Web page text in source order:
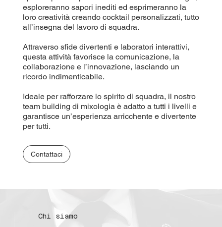
esploreranno sapori inediti ed esprimeranno la
loro creatività creando cocktail personalizzati, tutto
all’insegna del lavoro di squadra.
Attraverso sfide divertenti e laboratori interattivi,
questa attività favorisce la comunicazione, la
collaborazione e l’innovazione, lasciando un
ricordo indimenticabile.
Ideale per rafforzare lo spirito di squadra, il nostro
team building di mixologia è adatto a tutti i livelli e
garantisce un’esperienza arricchente e divertente
per tutti.
Contattaci
Chi siamo